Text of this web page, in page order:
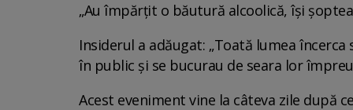
„Au împărțit o băutură alcoolică, își
Insiderul a adăugat: „Toată lumea
în public și se bucurau de seara lor
Acest eveniment vine la câteva zile după